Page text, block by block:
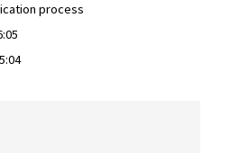
process